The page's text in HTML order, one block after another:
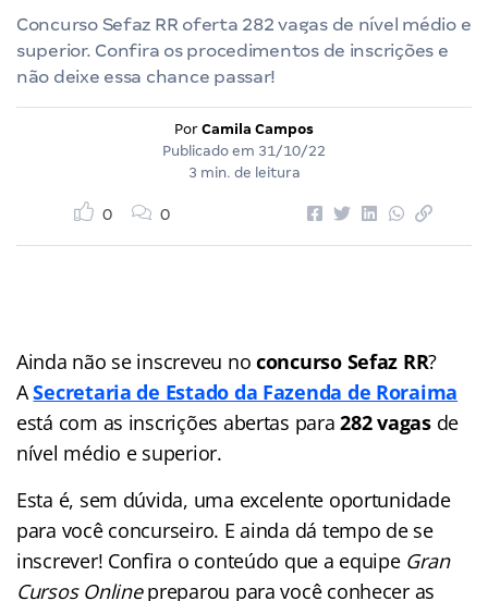
Concurso Sefaz RR oferta 282 vagas de nível médio e
superior. Confira os procedimentos de inscrições e
não deixe essa chance passar!
Por Camila Campos
Publicado em 31/10/22
3 min. de leitura
0 0
Ainda não se inscreveu no concurso Sefaz RR?
ASecretaria de Estado da Fazenda de Roraima
está com as inscrições abertas para282 vagas de
nível médio e superior.
Esta é, sem dúvida, uma excelente oportunidade
para você concurseiro. E ainda dá tempo de se
inscrever! Confira o conteúdo que a equipe Gran
Cursos Onlinepreparou para você conhecer as